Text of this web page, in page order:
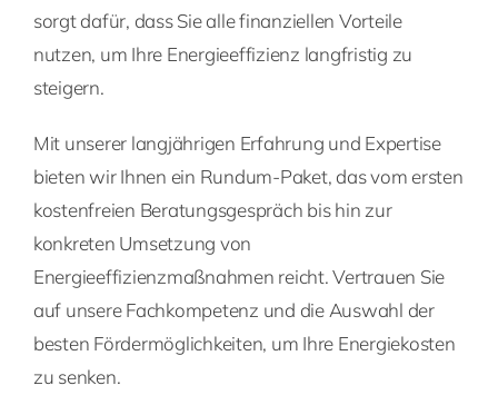
sorgt dafür, dass Sie alle finanziellen Vorteile
nutzen, um Ihre Energieeffizienz langfristig zu
steigern.
Mit unserer langjährigen Erfahrung und Expertise
bieten wir Ihnen ein Rundum-Paket, das vom ersten
kostenfreien Beratungsgespräch bis hin zur
konkreten Umsetzung von
Energieeffizienzmaßnahmen reicht. Vertrauen Sie
auf unsere Fachkompetenz und die Auswahl der
besten Fördermöglichkeiten, um Ihre Energiekosten
zu senken.